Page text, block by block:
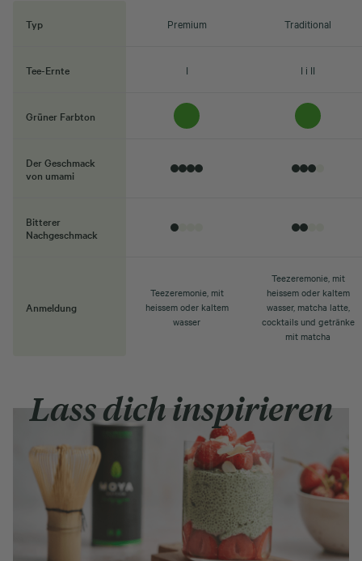
Typ Premium Traditional
Tee-Ernte I I i II
Grüner Farbton
Der Geschmack
von umami
Bitterer
Nachgeschmack
Anmeldung
Teezeremonie, mit
heissem oder kaltem
wasser
Teezeremonie, mit
heissem oder kaltem
wasser, matcha latte,
cocktails und getränke
mit matcha
Lass dich inspirieren